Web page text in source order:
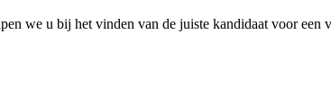
we u bij het vinden van de juiste kandidaat voor een